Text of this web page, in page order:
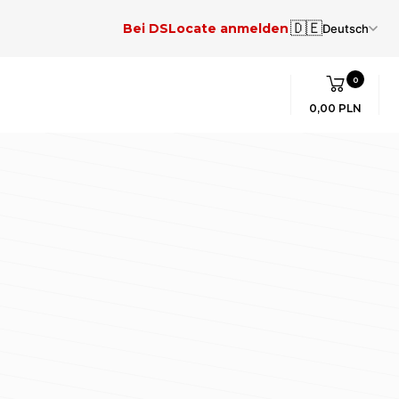
Bei DSLocate anmelden🇩🇪Deutsch
0
0,00 PLN